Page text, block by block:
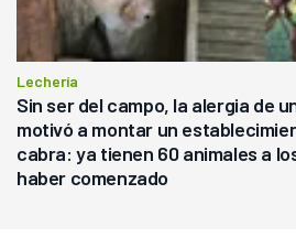
Lechería
Sin ser del campo, la alergia de
motivó a montar un
cabra: ya tienen 60 animales a
haber comenzado